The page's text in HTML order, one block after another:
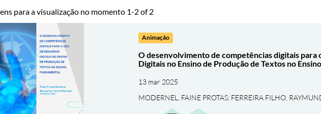
para a visualização no momento 1-2 of 2
Animação
O desenvolvimento de competências digitais para
Digitais no Ensino de Produção de Textos no
13 mar 2025
MODERNEL, FAINE PROTAS; FERREIRA FILHO,